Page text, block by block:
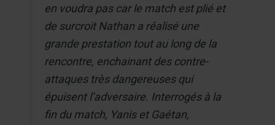
en voudra pas car le match est plié et
de surcroit Nathan a réalisé une
grande prestation tout au long de la
rencontre, enchainant des contre-
attaques très dangereuses qui
épuisent l’adversaire. Interrogés à la
fin du match, Yanis et Gaétan,